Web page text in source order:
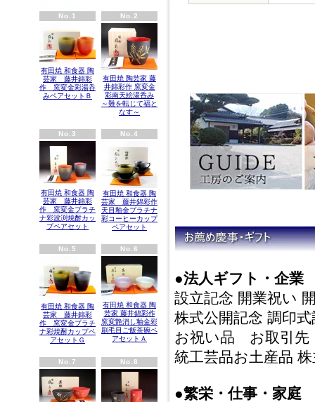
No.1
有田焼 和食器 陶
芸家 藤井錦彩
作 窯変金彩湯呑
みペアセットＢ
No.2
有田焼 陶芸家 藤
井錦彩作 窯変金
彩南天絵湯呑み
～難を転じて福と
なす～
No.3
有田焼 和食器 陶
芸家 藤井錦彩
作 窯変金プラチ
ナ彩波渕焼酎カッ
プペアセット
No.4
有田焼 和食器 陶
芸家 藤井錦彩作
天目釉金プラチナ
彩コーヒーカップ
ペアセット
No.5
有田焼 和食器 陶
芸家 藤井錦彩
作 窯変金プラチ
ナ彩焼酎カップペ
アセットＧ
No.6
有田焼 和食器 陶
芸家 藤井錦彩作
窯変艶消し釉金彩
刷毛目ご飯茶碗ペ
アセットＡ
No.7 No.8
●法人ギフト・企業
設立記念 開業祝い
株式公開記念 調印
お祝い品 お取引先
統工芸品お土産品
●繁栄・仕事・家庭